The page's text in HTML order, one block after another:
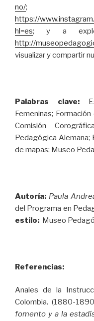
no/;
https://
hl=es; y a
http://
visualizar y compartir
Palabras clave:
Femeninas;
Comisión
Pedagógica Alemana;
de mapas; Museo
Autoría: Paula
del Programa en
estilo: Museo
Referencias:
Anales de la
Colombia. (1880-
fomento y a la